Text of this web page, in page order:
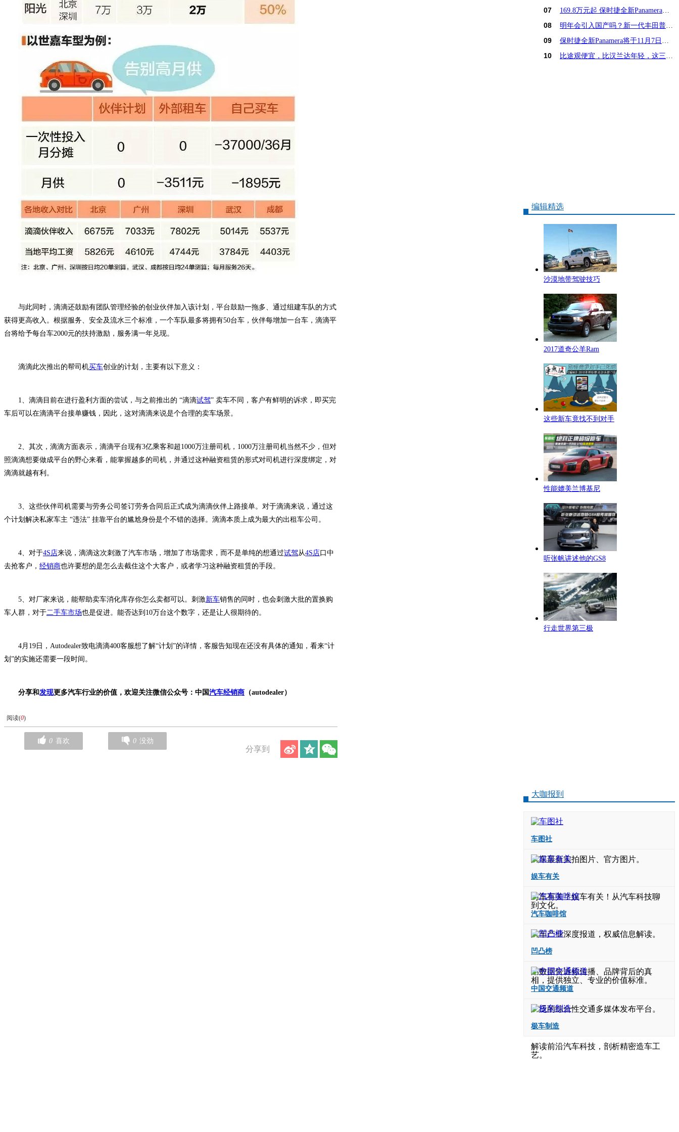
与此同时，滴滴还鼓励有团队管理经验的创业伙伴加入该计划，平台鼓励一拖多、通过组建车队的方式
获得更高收入。根据服务、安全及流水三个标准，一个车队最多将拥有50台车，伙伴每增加一台车，滴滴平
台将给予每台车2000元的扶持激励，服务满一年兑现。
滴滴此次推出的帮司机买车创业的计划，主要有以下意义：
1、滴滴目前在进行盈利方面的尝试，与之前推出的 “滴滴试驾” 卖车不同，客户有鲜明的诉求，即买完
车后可以在滴滴平台接单赚钱，因此，这对滴滴来说是个合理的卖车场景。
2、其次，滴滴方面表示，滴滴平台现有3亿乘客和超1000万注册司机，1000万注册司机当然不少，但对
照滴滴想要做成平台的野心来看，能掌握越多的司机，并通过这种融资租赁的形式对司机进行深度绑定，对
滴滴就越有利。
3、这些伙伴司机需要与劳务公司签订劳务合同后正式成为滴滴伙伴上路接单。对于滴滴来说，通过这
个计划解决私家车主 “违法” 挂靠平台的尴尬身份是个不错的选择。滴滴本质上成为最大的出租车公司。
4、对于4S店来说，滴滴这次刺激了汽车市场，增加了市场需求，而不是单纯的想通过试驾 从4S店口中
去抢客户， 经销商也许要想的是怎么去截住这个大客户，或者学习这种融资租赁的手段。
5、对厂家来说，能帮助卖车消化库存你怎么卖都可以。刺激新车销售的同时，也会刺激大批的置换购
车人群，对于二手车市场也是促进。能否达到10万台这个数字，还是让人很期待的。
4月19日，Autodealer致电滴滴400客服想了解“计划”的详情，客服告知现在还没有具体的通知，看来“计
划”的实施还需要一段时间。
分享和 发现更多汽车行业的价值，欢迎关注微信公众号：中国汽车经销商 （autodealer）
阅读(0)
0 喜欢 0 没劲
分享到
07 169.8万元起 保时捷全新Panamera亚洲首发
08 明年会引入国产吗？新一代丰田普锐斯解析
09 保时捷全新Panamera将于11月7日亚洲首发
10 比途观便宜，比汉兰达年轻，这三款15万SUV怎么选
编辑精选
沙漠地带驾驶技巧
2017道奇公羊Ram
这些新车竟找不到对手
性能媲美兰博基尼
听张帆讲述他的GS8
行走世界第三极
大咖报到
车图社
汽车最新实拍图片、官方图片。
娱车有关
与车有关？娱车有关！从汽车科技聊
到文化。
汽车咖啡馆
汽车产业深度报道，权威信息解读。
凹凸榜
用数据告诉你传播、品牌背后的真
相，提供独立、专业的价值标准。
中国交通频道
广泛的综合性交通多媒体发布平台。
极车制造
解读前沿汽车科技，剖析精密造车工
艺。